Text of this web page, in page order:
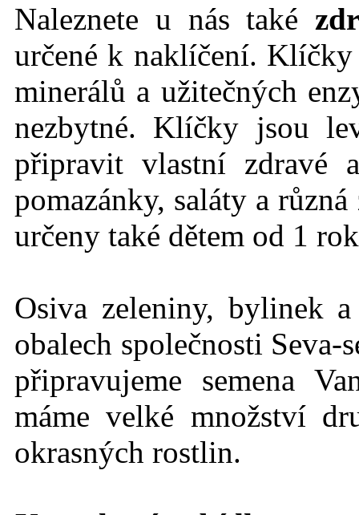
Naleznete u nás také
určené k naklíčení.
minerálů a užitečných
nezbytné. Klíčky jsou
připravit vlastní zdravé
pomazánky, saláty a
určeny také dětem od 1
Osiva zeleniny, bylinek
obalech společnosti Seva-
připravujeme semena
máme velké množství
okrasných rostlin.